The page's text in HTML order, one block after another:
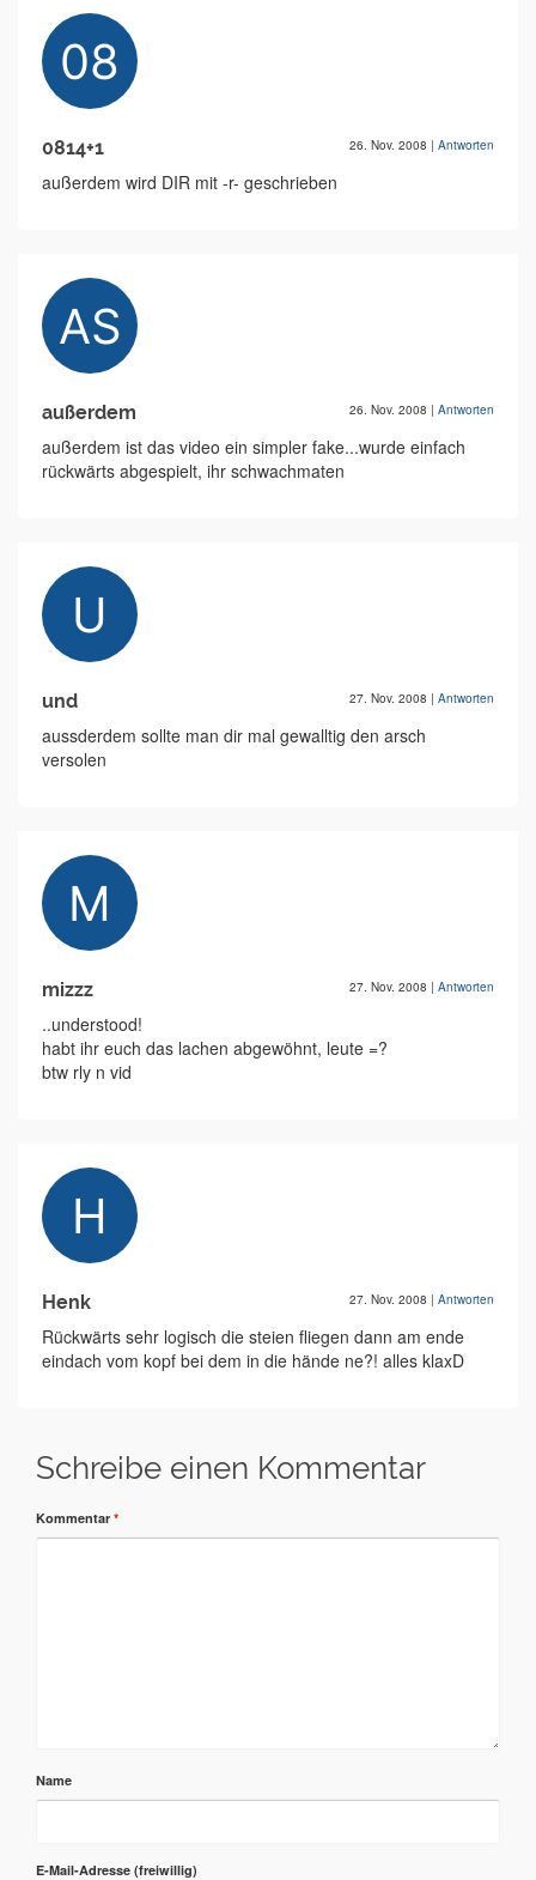
0814+1 26. Nov. 2008 | Antworten
außerdem wird DIR mit -r- geschrieben
außerdem 26. Nov. 2008 | Antworten
außerdem ist das video ein simpler fake...wurde einfach
rückwärts abgespielt, ihr schwachmaten
und 27. Nov. 2008 | Antworten
aussderdem sollte man dir mal gewalltig den arsch
versolen
mizzz 27. Nov. 2008 | Antworten
..understood!
habt ihr euch das lachen abgewöhnt, leute =?
btw rly n vid
Henk 27. Nov. 2008 | Antworten
Rückwärts sehr logisch die steien fliegen dann am ende
eindach vom kopf bei dem in die hände ne?! alles klaxD
Schreibe einen Kommentar
Kommentar *
Name
E-Mail-Adresse